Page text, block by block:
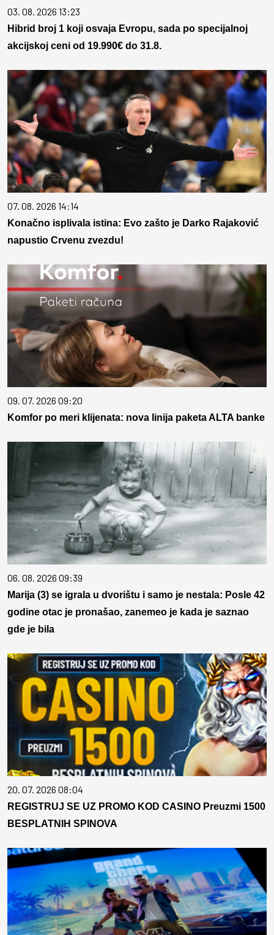
03. 08. 2026 13:23
Hibrid broj 1 koji osvaja Evropu, sada po specijalnoj
akcijskoj ceni od 19.990€ do 31.8.
07. 08. 2026 14:14
Konačno isplivala istina: Evo zašto je Darko Rajaković
napustio Crvenu zvezdu!
09. 07. 2026 09:20
Komfor po meri klijenata: nova linija paketa ALTA banke
06. 08. 2026 09:39
Marija (3) se igrala u dvorištu i samo je nestala: Posle 42
godine otac je pronašao, zanemeo je kada je saznao
gde je bila
20. 07. 2026 08:04
REGISTRUJ SE UZ PROMO KOD CASINO Preuzmi 1500
BESPLATNIH SPINOVA